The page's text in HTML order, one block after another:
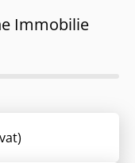
Immobilie